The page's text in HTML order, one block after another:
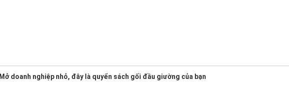
Mở doanh nghiệp nhỏ, đây là quyển sách gối đầu giường của bạn